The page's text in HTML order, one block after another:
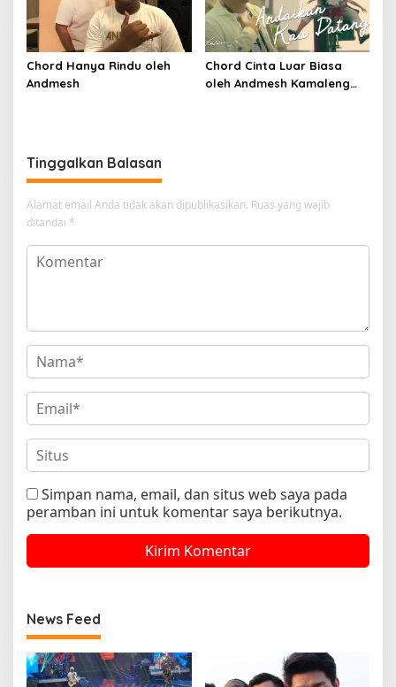
Chord Hanya Rindu oleh
Andmesh
Chord Cinta Luar Biasa
oleh Andmesh Kamaleng
Tinggalkan Balasan
Alamat email Anda tidak akan dipublikasikan. Ruas yang wajib
ditandai *
Simpan nama, email, dan situs web saya pada
peramban ini untuk komentar saya berikutnya.
News Feed